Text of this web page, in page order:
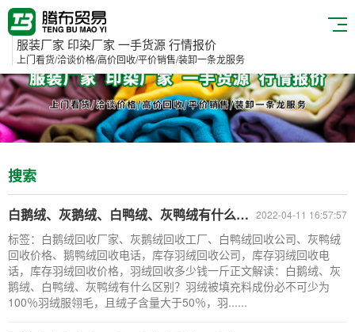
服装厂家 印染厂家 一手货源 行情报价
上门看货/洽谈价格/高价回收/平价销售/装卸一条龙服务
搜索
2022-04-11 16:57:57
白鹅绒、灰鹅绒、白鸭绒、灰鸭绒有什么区别-库存羽绒回收公司
标签：白鹅绒回收厂家、灰鹅绒回收工厂、白鸭绒回收公司、灰鸭绒
回收价格、鹅鸭绒回收电话，库存羽绒回收公司，库存羽绒回收电
话，库存羽绒回收价格，羽绒回收多少钱一斤正文解读：白鹅绒、灰
鹅绒、白鸭绒、灰鸭绒有什么区别？羽绒被填充料成份必不可少为
100％羽绒服翎毛，且绒子含量大于50％，羽......